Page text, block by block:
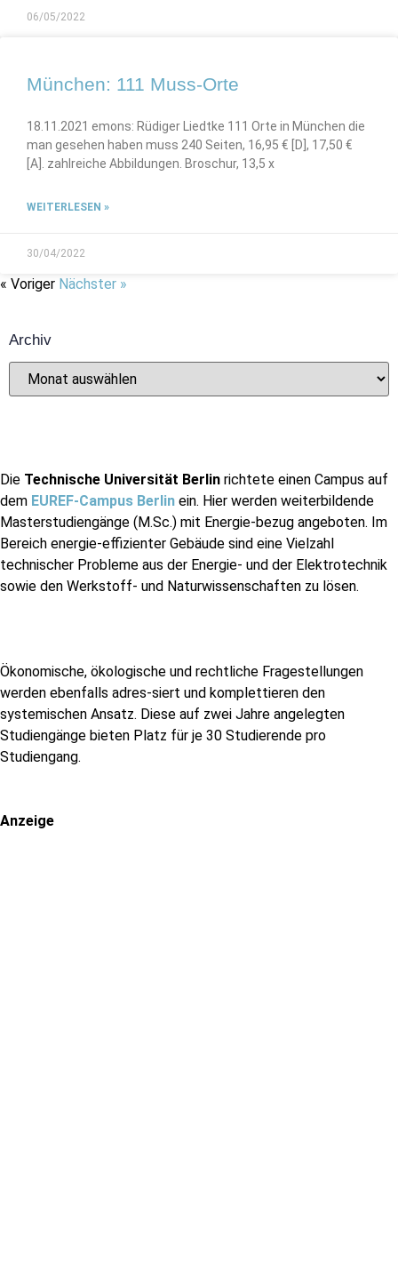
06/05/2022
München: 111 Muss-Orte
18.11.2021 emons: Rüdiger Liedtke 111 Orte in München die
man gesehen haben muss 240 Seiten, 16,95 € [D], 17,50 €
[A]. zahlreiche Abbildungen. Broschur, 13,5 x
WEITERLESEN »
30/04/2022
« Voriger Nächster »
Archiv
Die Technische Universität Berlin richtete einen Campus auf
dem EUREF-Campus Berlin ein. Hier werden weiterbildende
Masterstudiengänge (M.Sc.) mit Energie-bezug angeboten. Im
Bereich energie-effizienter Gebäude sind eine Vielzahl
technischer Probleme aus der Energie- und der Elektrotechnik
sowie den Werkstoff- und Naturwissenschaften zu lösen.
Ökonomische, ökologische und rechtliche Fragestellungen
werden ebenfalls adres-siert und komplettieren den
systemischen Ansatz. Diese auf zwei Jahre angelegten
Studiengänge bieten Platz für je 30 Studierende pro
Studiengang.
Anzeige